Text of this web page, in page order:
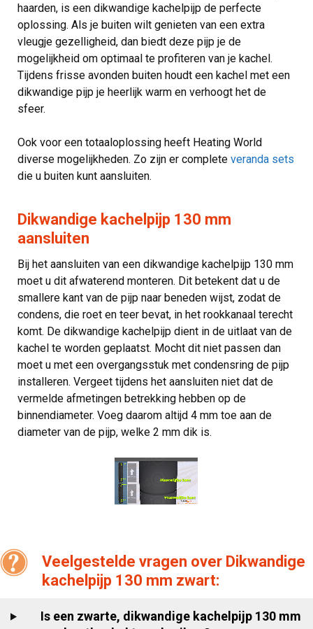
haarden, is een dikwandige kachelpijp de perfecte
oplossing. Als je buiten wilt genieten van een extra
vleugje gezelligheid, dan biedt deze pijp je de
mogelijkheid om optimaal te profiteren van je kachel.
Tijdens frisse avonden buiten houdt een kachel met een
dikwandige pijp je heerlijk warm en verhoogt het de
sfeer.
Ook voor een totaaloplossing heeft Heating World
diverse mogelijkheden. Zo zijn er complete veranda sets
die u buiten kunt aansluiten.
Dikwandige kachelpijp 130 mm
aansluiten
Bij het aansluiten van een dikwandige kachelpijp 130 mm
moet u dit afwaterend monteren. Dit betekent dat u de
smallere kant van de pijp naar beneden wijst, zodat de
condens, die roet en teer bevat, in het rookkanaal terecht
komt. De dikwandige kachelpijp dient in de uitlaat van de
kachel te worden geplaatst. Mocht dit niet passen dan
moet u met een overgangsstuk met condensring de pijp
installeren. Vergeet tijdens het aansluiten niet dat de
vermelde afmetingen betrekking hebben op de
binnendiameter. Voeg daarom altijd 4 mm toe aan de
diameter van de pijp, welke 2 mm dik is.
Veelgestelde vragen over Dikwandige
kachelpijp 130 mm zwart:
Is een zwarte, dikwandige kachelpijp 130 mm